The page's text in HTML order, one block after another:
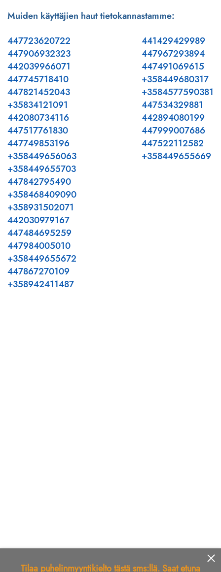
Muiden käyttäjien haut tietokannastamme:
447723620722
447906932323
442039966071
447745718410
447821452043
+35834121091
442080734116
447517761830
447749853196
+358449656063
441429429989
447967293894
447491069615
+358449680317
+3584577590381
447534329881
442894080199
447999007686
447522112582
+358449655669
+358449655703
447842795490
+358468409090
+358931502071
442030979167
447484695259
447984005010
+358449655672
447867270109
+358942411487
Tilaa puhelinmyyntikielto tästä sms:llä. Saat etuna